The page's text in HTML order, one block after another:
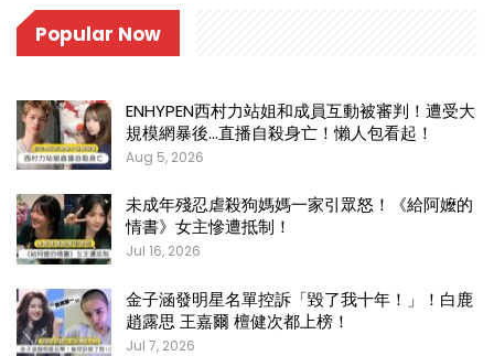
Popular Now
ENHYPEN西村力站姐和成員互動被審判！遭受大
規模網暴後…直播自殺身亡！懶人包看起！
Aug 5, 2026
未成年殘忍虐殺狗媽媽一家引眾怒！《給阿嬤的
情書》女主慘遭抵制！
Jul 16, 2026
金子涵發明星名單控訴「毀了我十年！」！白鹿
趙露思 王嘉爾 檀健次都上榜！
Jul 7, 2026